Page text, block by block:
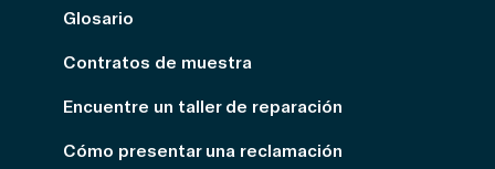
Glosario
Contratos de muestra
Encuentre un taller de reparación
Cómo presentar una reclamación